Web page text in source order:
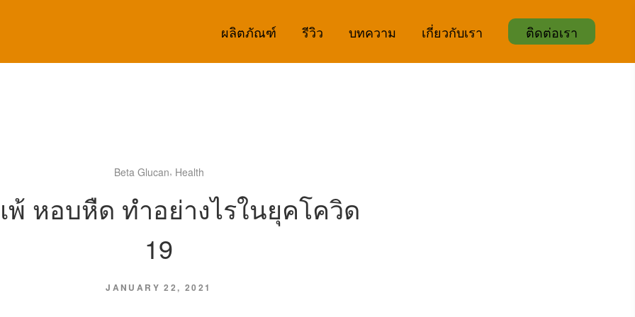
ผลิตภัณฑ์ รีวิว บทความ เกี่ยวกับเรา ติดต่อเรา
Beta Glucan, Health
หอบหืด ทำอย่างไรในยุคโควิด
19
JANUARY 22, 2021